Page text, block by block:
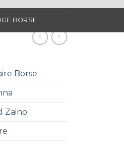
BORSE
Borse
Zaino